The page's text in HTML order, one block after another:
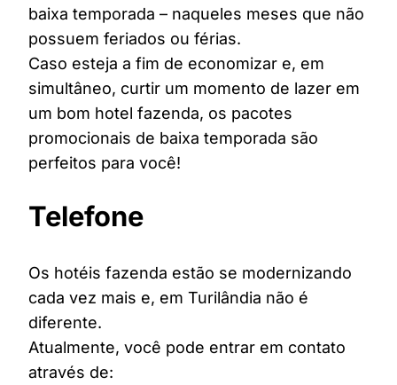
baixa temporada – naqueles meses que não
possuem feriados ou férias.
Caso esteja a fim de economizar e, em
simultâneo, curtir um momento de lazer em
um bom hotel fazenda, os pacotes
promocionais de baixa temporada são
perfeitos para você!
Telefone
Os hotéis fazenda estão se modernizando
cada vez mais e, em Turilândia não é
diferente.
Atualmente, você pode entrar em contato
através de: